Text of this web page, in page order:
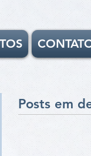
Posts em